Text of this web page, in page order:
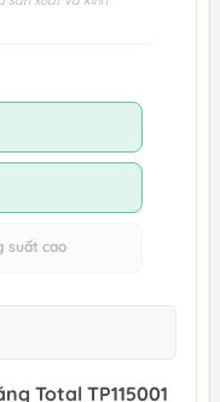
suất cao
Total TP115001